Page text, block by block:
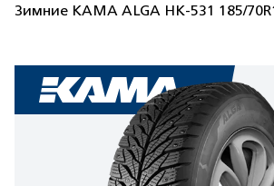
Зимние КАМА ALGA HK-531 185/